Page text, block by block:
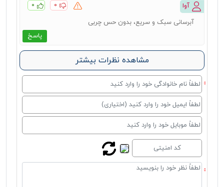
آوا ۰ ۰
پاسخ
آبرسانی سبک و سریع، بدون حس چربی
مشاهده نظرات بیشتر